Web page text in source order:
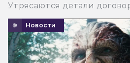
Утрясаются детали
Новости